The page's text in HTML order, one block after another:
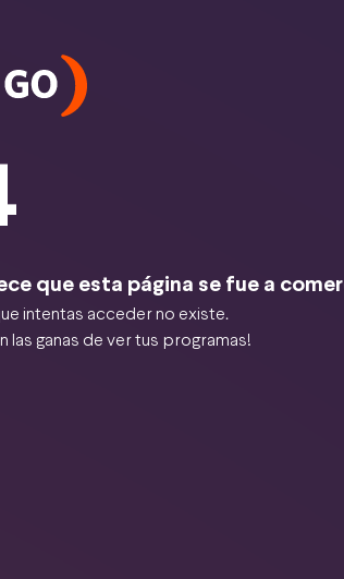
que esta página se fue a
intentas acceder no existe.
las ganas de ver tus programas!